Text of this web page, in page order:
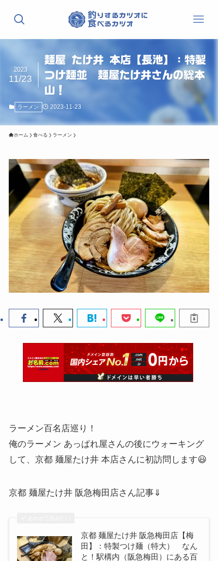
麺屋 たけ井 本店【長池】：特製
つけ麺並 麺屋たけ井さんの総本
山！
2023
11/23
ラーメン 2023-11-23
ホーム 食べる ラーメン
ラーメン百名店巡り！
俺のラーメン あっぱれ屋さんの後にウォーキング
して、京都 麺屋たけ井 本店さんに初訪問します😃
京都 麺屋たけ井 阪急梅田店さん記事⇓
京都 麺屋たけ井 阪急梅田店【梅
田】：特製つけ麺（特大） なん
と！駅構内（阪急梅田）にある百